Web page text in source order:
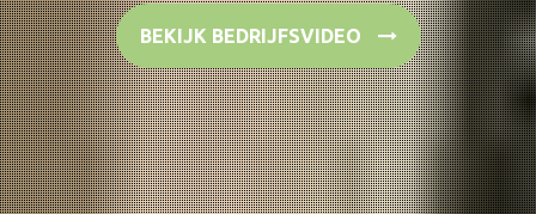
BEKIJK BEDRIJFSVIDEO